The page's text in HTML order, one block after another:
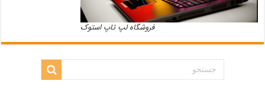
فروشگاه لپ تاپ استوک